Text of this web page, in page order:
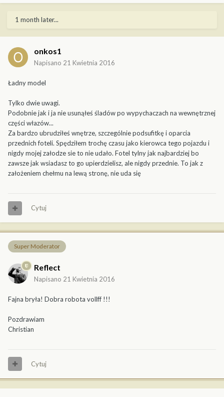
1 month later...
onkos1
Napisano 21 Kwietnia 2016
Ładny model
Tylko dwie uwagi.
Podobnie jak i ja nie usunąłeś śladów po wypychaczach na wewnętrznej
części włazów...
Za bardzo ubrudziłeś wnętrze, szczególnie podsufitkę i oparcia
przednich foteli. Spędziłem trochę czasu jako kierowca tego pojazdu i
nigdy mojej załodze sie to nie udało. Fotel tylny jak najbardziej bo
zawsze jak wsiadasz to go upierdzielisz, ale nigdy przednie. To jak z
założeniem chełmu na lewą stronę, nie uda się
Cytuj
Super Moderator
Reflect
Napisano 21 Kwietnia 2016
Fajna bryła! Dobra robota vollff !!!
Pozdrawiam
Christian
Cytuj